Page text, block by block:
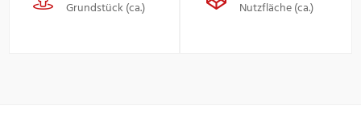
Grundstück (ca.) Nutzfläche (ca.)